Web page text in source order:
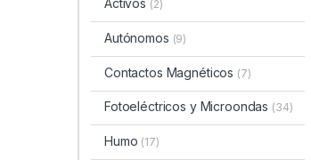
Activos (2)
Autónomos (9)
Contactos Magnéticos (7)
Fotoeléctricos y Microondas (34)
Humo (17)